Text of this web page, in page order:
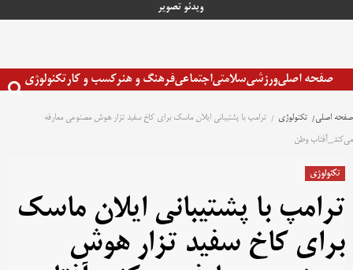
ویدئو تصویر
صفحه اصلیورزشیسلامتیاجتماعیفرهنگ و هنرکسب و کارتکنولوژی
صفحه اصلی تکنولوژی
ترامپ با پشتیبانی ایلان ماسک برای کاخ سفید تزار هوش مصنوعی معارفه
می‌کند_آفتاب وطن
تکنولوژی
ترامپ با پشتیبانی ایلان ماسک
برای کاخ سفید تزار هوش